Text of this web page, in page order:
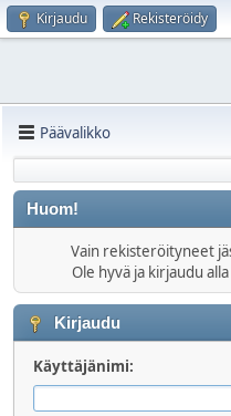
Kirjaudu Rekisteröidy
Päävalikko
Huom!
Vain rekisteröityneet
Ole hyvä ja kirjaudu
Kirjaudu
Käyttäjänimi: